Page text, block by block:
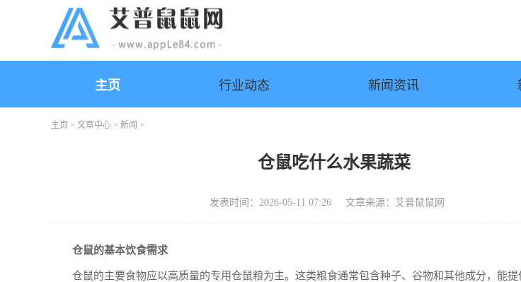
主页 行业动态 新闻资讯
主页 > 文章中心 > 新闻 >
仓鼠吃什么水果蔬菜
发表时间：2026-05-11 07:26 文章来源：艾普鼠鼠网
仓鼠的基本饮食需求
仓鼠的主要食物应以高质量的专用仓鼠粮为主。这类粮食通常包含种子、谷物和其他成分，能